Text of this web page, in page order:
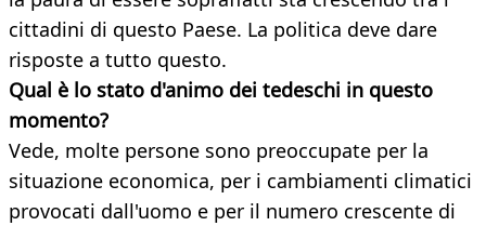
cittadini di questo Paese. La politica deve dare
risposte a tutto questo.
Qual è lo stato d'animo dei tedeschi in questo
momento?
Vede, molte persone sono preoccupate per la
situazione economica, per i cambiamenti climatici
provocati dall'uomo e per il numero crescente di